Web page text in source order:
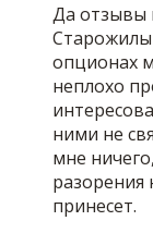
Да отзывы
Старожилы
опционах
неплохо
ними не
мне
разорения
принесет.